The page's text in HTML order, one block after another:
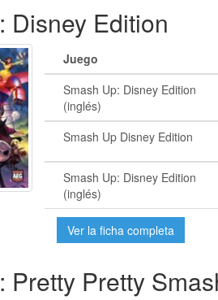
Disney Edition
Juego
Smash Up: Disney Edition
(inglés)
Smash Up Disney Edition
Smash Up: Disney Edition
(inglés)
Ver la ficha completa
Pretty Pretty